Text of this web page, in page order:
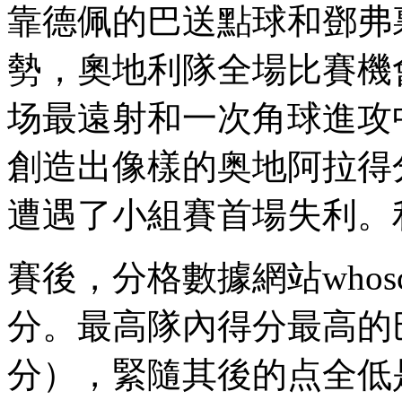
靠德佩的巴送點球和鄧
勢，奧地利隊全場比賽機
场最遠射和一次角球進攻
創造出像樣的奥地阿拉得分
遭遇了小組賽首場失利
賽後，分格數據網站
分。最高隊內得分最
分），緊隨其後的点全